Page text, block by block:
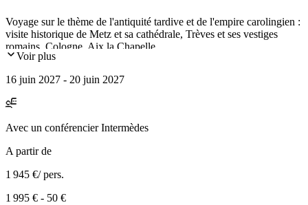
Voyage sur le thème de l'antiquité tardive et de l'empire carolingien :
visite historique de Metz et sa cathédrale, Trèves et ses vestiges
romains, Cologne, Aix la Chapelle.
Voir plus
16 juin 2027 - 20 juin 2027
Avec un conférencier Intermèdes
A partir de
1 945 €/ pers.
1 995 € - 50 €